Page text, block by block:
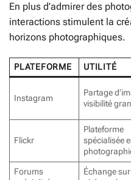
En plus d’admirer des
interactions stimulent la
horizons photographiques.
PLATEFORME UTILITÉ
Instagram
Partage
visibilité
Flickr
Plateforme
spécialisée
Forums
Échange sur